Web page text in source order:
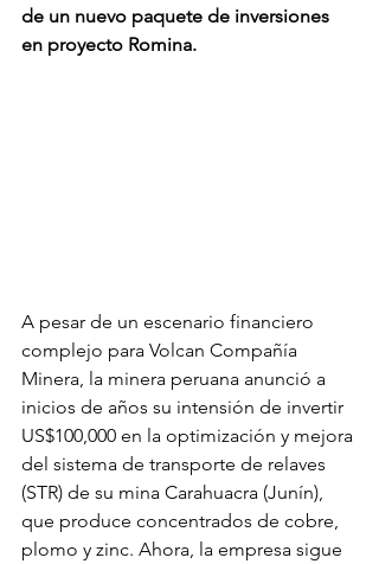
de un nuevo paquete de inversiones
en proyecto Romina.
A pesar de un escenario financiero
complejo para Volcan Compañía
Minera, la minera peruana anunció a
inicios de años su intensión de invertir
US$100,000 en la optimización y mejora
del sistema de transporte de relaves
(STR) de su mina Carahuacra (Junín),
que produce concentrados de cobre,
plomo y zinc. Ahora, la empresa sigue